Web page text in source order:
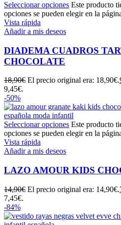
Seleccionar opciones Este producto
opciones se pueden elegir en la
Vista rápida
Añadir a mis deseos
DIADEMA CUADROS
CHOCOLATE
18,90€ El precio original era: 18,90€.
9,45€.
-50%
Seleccionar opciones Este producto
opciones se pueden elegir en la
Vista rápida
Añadir a mis deseos
LAZO AMOUR KIDS
14,90€ El precio original era: 14,90€.
7,45€.
-84%